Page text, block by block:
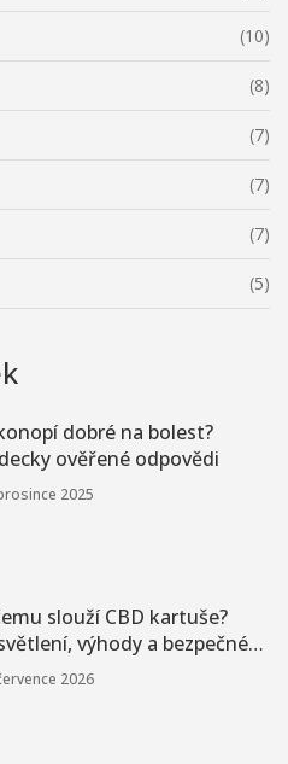
(10)
(8)
(7)
(7)
(7)
(5)
dobré na bolest?
ověřené odpovědi
2025
slouží CBD kartuše?
výhody a bezpečné
2026